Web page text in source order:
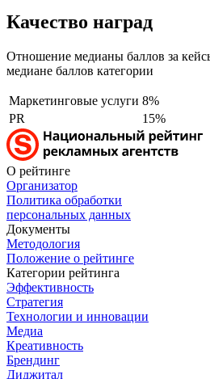
Качество наград
Отношение медианы баллов за
медиане баллов категории
Маркетинговые услуги 8%
PR
15%
О рейтинге
Организатор
Политика обработки
персональных данных
Документы
Методология
Положение о рейтинге
Категории рейтинга
Эффективность
Стратегия
Технологии и инновации
Медиа
Креативность
Брендинг
Диджитал